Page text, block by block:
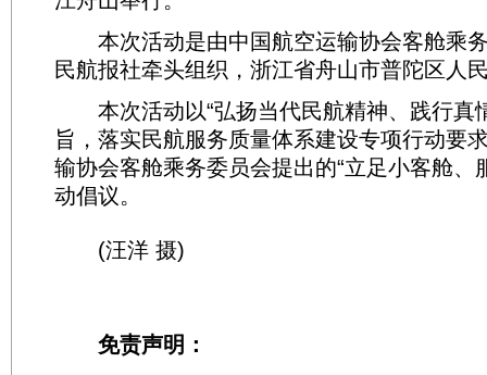
本次活动是由中国航空运输协会客舱乘
民航报社牵头组织，浙江省舟山市普陀区人
本次活动以“弘扬当代民航精神、践行真
旨，落实民航服务质量体系建设专项行动要
输协会客舱乘务委员会提出的“立足小客舱、
动倡议。
(汪洋 摄)
免责声明：